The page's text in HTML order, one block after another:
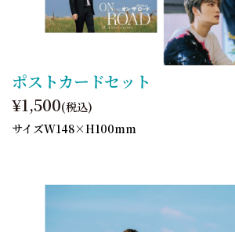
ポストカードセット
¥1,500(税込)
サイズW148×H100mm